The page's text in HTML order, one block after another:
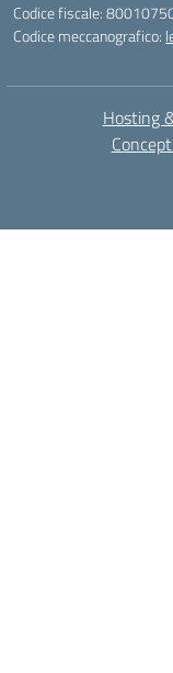
Codice fiscale:
Codice meccanografico:
Hosting